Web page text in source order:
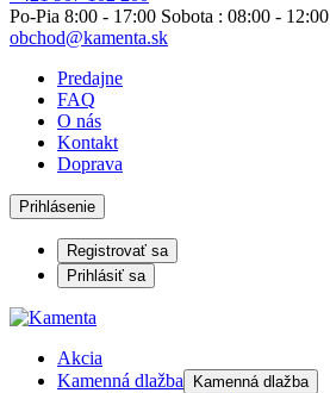
Po-Pia 8:00 - 17:00 Sobota : 08:00 - 12:00
obchod@kamenta.sk
Predajne
FAQ
O nás
Kontakt
Doprava
Prihlásenie
Registrovať sa
Prihlásiť sa
Akcia
Kamenná dlažba
Kamenná dlažba